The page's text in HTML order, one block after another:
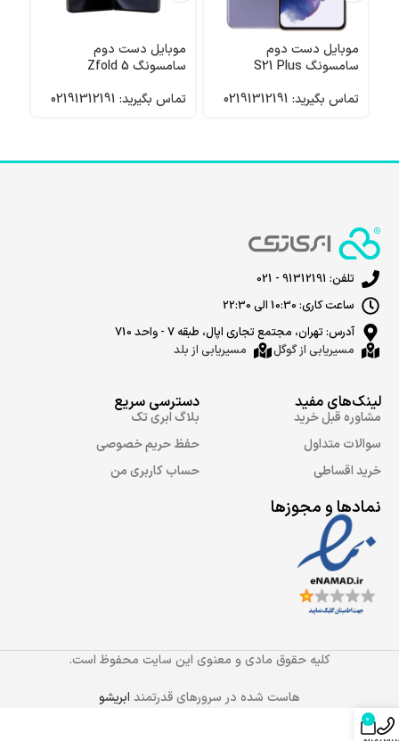
موبایل دست دوم
سامسونگ S21 Plus
تماس بگیرید: 02191312191
موبایل دست دوم
سامسونگ Zfold 5
تماس بگیرید: 02191312191
تلفن: 91312191 - 021
ساعت کاری: 10:30 الی 22:30
آدرس: تهران، مجتمع تجاری اپال، طبقه 7 - واحد 710
مسیریابی از گوگل
مسیریابی از بلد
لینک‌های مفید
مشاوره قبل خرید
سوالات متداول
خرید اقساطی
دسترسی سریع
بلاگ ابری تک
حفظ حریم خصوصی
حساب کاربری من
نمادها و مجوزها
کلیه حقوق مادی و معنوی این سایت محفوظ است.
هاست شده در سرورهای قدرتمند ابریشو
0